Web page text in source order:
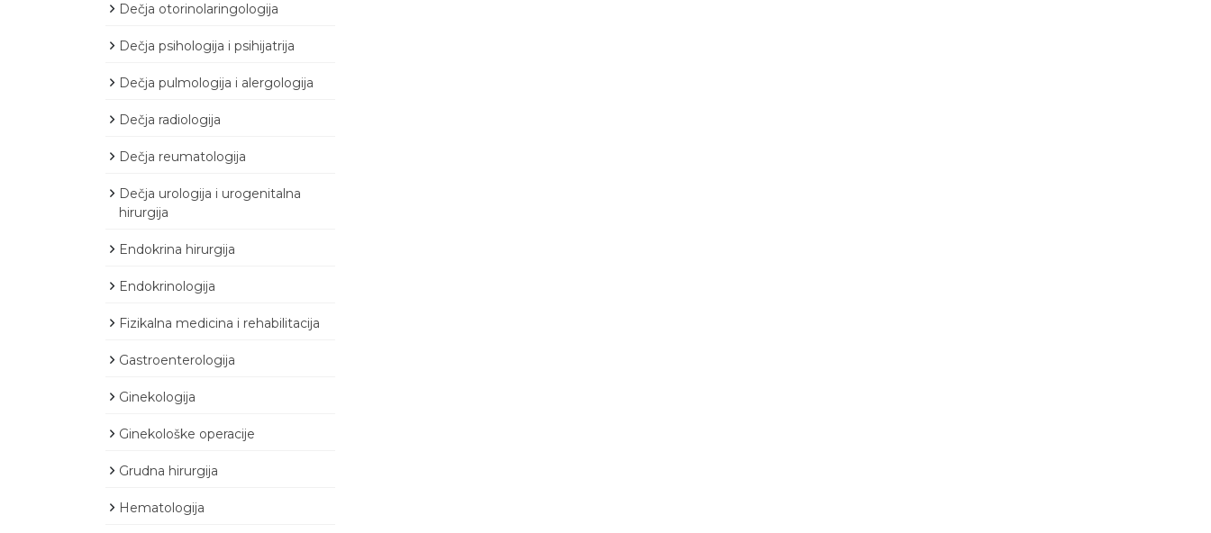
Dečja otorinolaringologija
Dečja psihologija i psihijatrija
Dečja pulmologija i alergologija
Dečja radiologija
Dečja reumatologija
Dečja urologija i urogenitalna
hirurgija
Endokrina hirurgija
Endokrinologija
Fizikalna medicina i rehabilitacija
Gastroenterologija
Ginekologija
Ginekološke operacije
Grudna hirurgija
Hematologija